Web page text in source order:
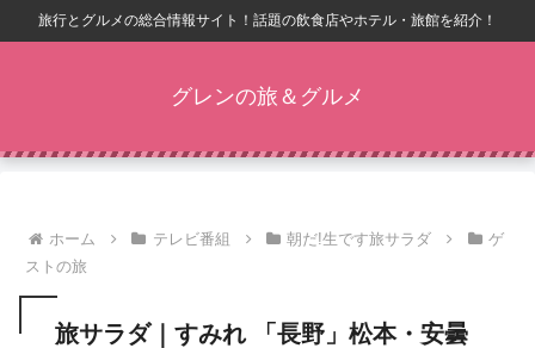
旅行とグルメの総合情報サイト！話題の飲食店やホテル・旅館を紹介！
グレンの旅＆グルメ
ホーム テレビ番組 朝だ!生です旅サラダ
ゲ
ストの旅
旅サラダ｜すみれ 「長野」松本・安曇